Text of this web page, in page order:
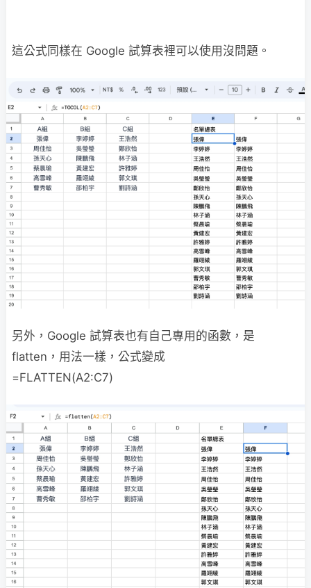
這公式同樣在 Google 試算表裡可以使用沒問題。
另外，Google 試算表也有自己專用的函數，是
flatten，用法一樣，公式變成
=FLATTEN(A2:C7)